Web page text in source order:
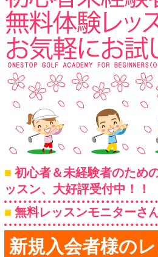
初心者＆未経験者のため
ッスン、大好評受付中！！
無料レッスンモニターさ
新規入会者様の